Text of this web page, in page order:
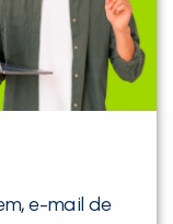
e-mail de